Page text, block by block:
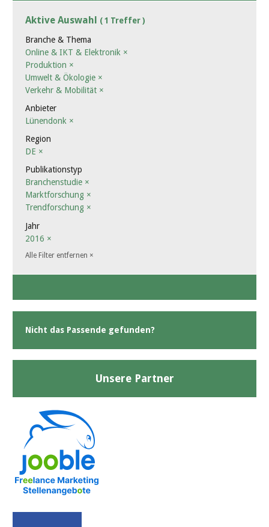
Aktive Auswahl ( 1 Treffer )
Branche & Thema
Online & IKT & Elektronik ×
Produktion ×
Umwelt & Ökologie ×
Verkehr & Mobilität ×
Anbieter
Lünendonk ×
Region
DE ×
Publikationstyp
Branchenstudie ×
Marktforschung ×
Trendforschung ×
Jahr
2016 ×
Alle Filter entfernen ×
Nicht das Passende gefunden?
Unsere Partner